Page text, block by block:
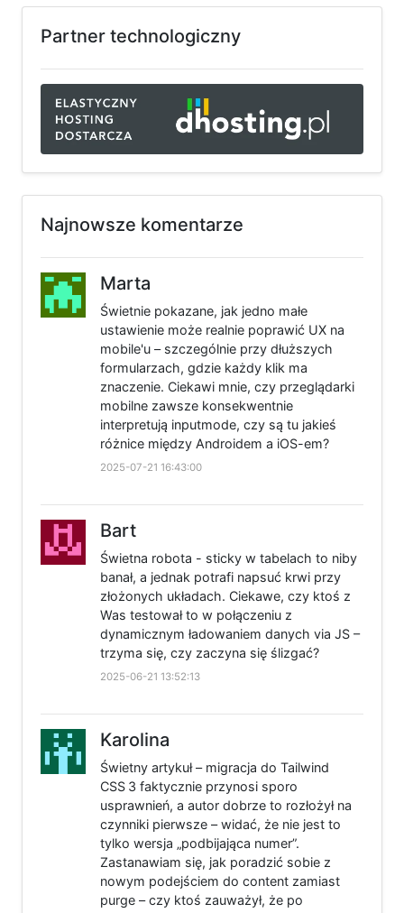
Partner technologiczny
Najnowsze komentarze
Marta
Świetnie pokazane, jak jedno małe
ustawienie może realnie poprawić UX na
mobile'u – szczególnie przy dłuższych
formularzach, gdzie każdy klik ma
znaczenie. Ciekawi mnie, czy przeglądarki
mobilne zawsze konsekwentnie
interpretują inputmode, czy są tu jakieś
różnice między Androidem a iOS-em?
2025-07-21 16:43:00
Bart
Świetna robota - sticky w tabelach to niby
banał, a jednak potrafi napsuć krwi przy
złożonych układach. Ciekawe, czy ktoś z
Was testował to w połączeniu z
dynamicznym ładowaniem danych via JS –
trzyma się, czy zaczyna się ślizgać?
2025-06-21 13:52:13
Karolina
Świetny artykuł – migracja do Tailwind
CSS 3 faktycznie przynosi sporo
usprawnień, a autor dobrze to rozłożył na
czynniki pierwsze – widać, że nie jest to
tylko wersja „podbijająca numer”.
Zastanawiam się, jak poradzić sobie z
nowym podejściem do content zamiast
purge – czy ktoś zauważył, że po